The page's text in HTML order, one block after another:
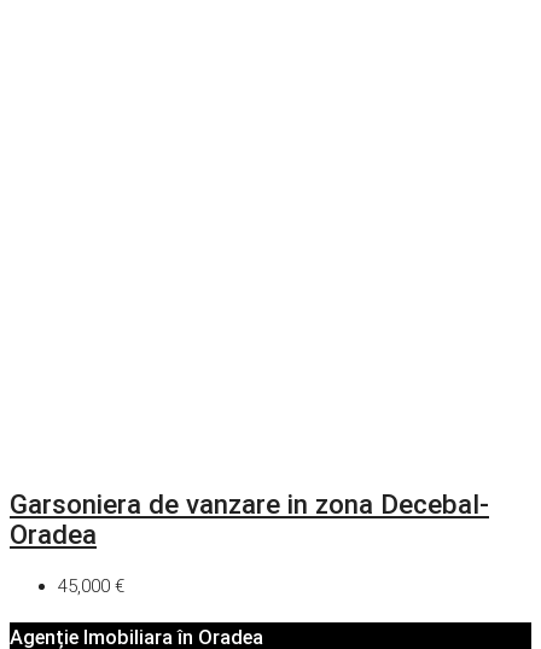
Garsoniera de vanzare in zona Decebal-
Oradea
45,000 €
Agenție Imobiliara în Oradea